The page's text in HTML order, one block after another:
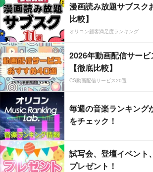
漫画読み放題サブスク
比較】
オリコン顧客満足度ランキング
2026年動画配信サー
【徹底比較】
CS動画配信サービス20選
毎週の音楽ランキング
をチェック！
試写会、登壇イベント
プレゼント！